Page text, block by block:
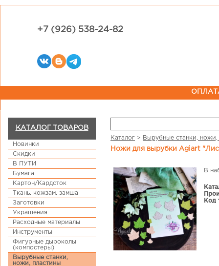
+7 (926) 538-24-82
КАТАЛОГ ТОВАРОВ
Новинки
Скидки
В ПУТИ
Бумага
Картон/Кардсток
Ткань, кожзам, замша
Заготовки
Украшения
Расходные материалы
Инструменты
Фигурные дыроколы
(компостеры)
Вырубные станки,
ножи, пластины
Каталог > Вырубные станки, ножи,
Ножи для вырубки Agiart
В
Код